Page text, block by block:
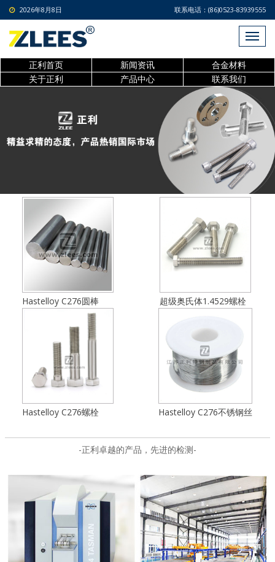
2026年8月8日 联系电话：(86)0523-83939555
正利首页 新闻资讯
合金材料
关于正利
产品中心 联系我们
Hastelloy C276圆棒 超级奥氏体1.4529螺栓
Hastelloy C276螺栓 Hastelloy C276不锈钢丝
-正利卓越的产品，先进的检测-